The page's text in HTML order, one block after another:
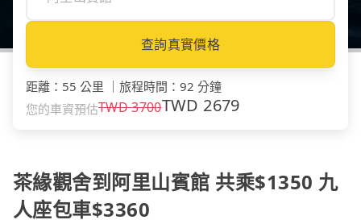
查詢真實價格
距離 ： 55 公里 旅程時間 ： 92 分鐘
您的車資預估TWD3700TWD 2679
茶緣觀舍到阿里山賓館 共乘$1350 九
人座包車$3360